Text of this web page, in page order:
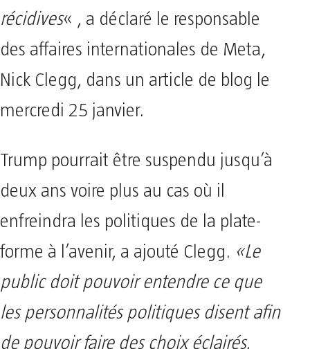
récidives« , a déclaré le responsable
des affaires internationales de Meta,
Nick Clegg, dans un article de blog le
mercredi 25 janvier.
Trump pourrait être suspendu jusqu’à
deux ans voire plus au cas où il
enfreindra les politiques de la plate-
forme à l’avenir, a ajouté Clegg. «Le
public doit pouvoir entendre ce que
les personnalités politiques disent afin
de pouvoir faire des choix éclairés.